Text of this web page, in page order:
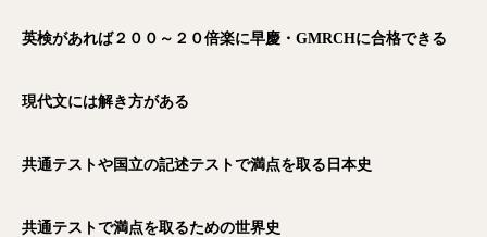
英検があれば２００～２０倍楽に早慶・GMRCHに合格できる
現代文には解き方がある
共通テストや国立の記述テストで満点を取る日本史
共通テストで満点を取るための世界史